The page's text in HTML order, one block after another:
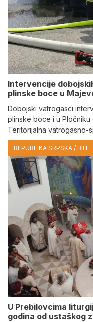
Intervencije
plinske boce u
Dobojski vatrogasci
plinske boce i u
Teritorijalna vatrogasno-
REPUBLIKA SRPSKA / BIH
U Prebilovcima
godina od ustaškog